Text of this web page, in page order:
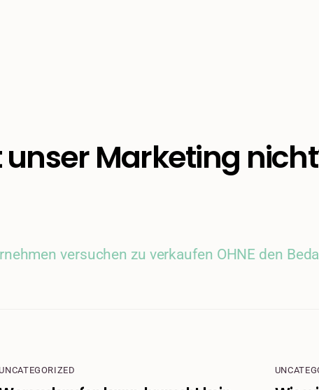
Marketing
versuchen zu verkaufen OHNE den
UNCATEGORIZED